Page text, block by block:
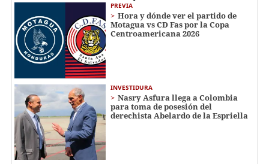
PREVIA
Hora y dónde ver el partido de
Motagua vs CD Fas por la Copa
Centroamericana 2026
INVESTIDURA
Nasry Asfura llega a Colombia
para toma de posesión del
derechista Abelardo de la Espriella